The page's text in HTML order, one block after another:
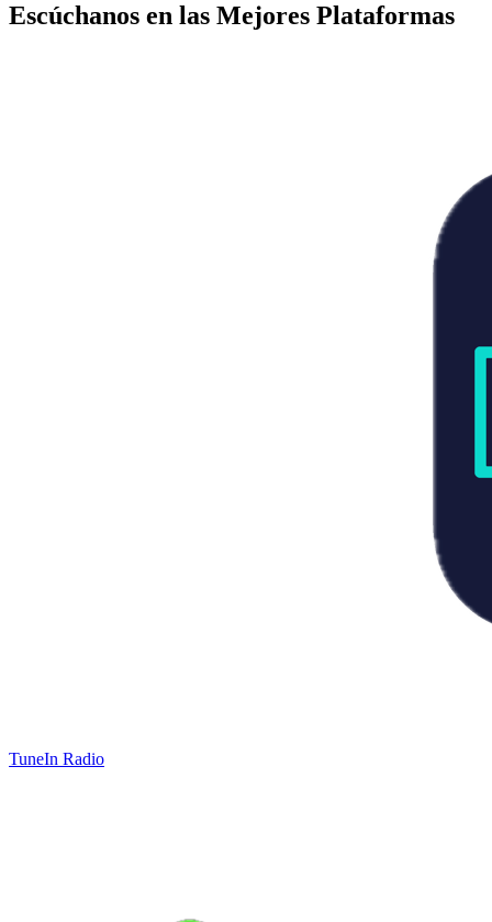
Escúchanos en las Mejores Plataformas
TuneIn Radio